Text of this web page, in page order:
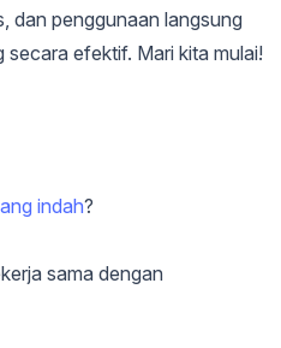
dan penggunaan langsung
efektif. Mari kita mulai!
indah?
sama dengan